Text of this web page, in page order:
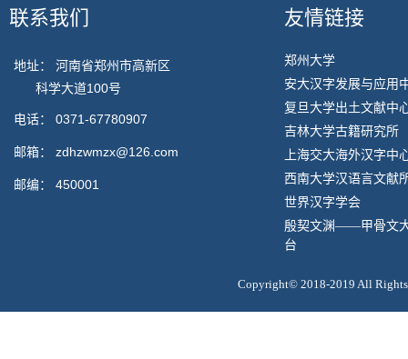
联系我们
地址： 河南省郑州市高新区
科学大道100号
电话： 0371-67780907
邮箱： zdhzwmzx@126.com
邮编： 450001
友情链接
郑州大学
安大汉字发展与应用
复旦大学出土文献中
吉林大学古籍研究所
上海交大海外汉字中
西南大学汉语言文献
世界汉字学会
殷契文渊——甲骨文
台
Copyright© 2018-2019 All